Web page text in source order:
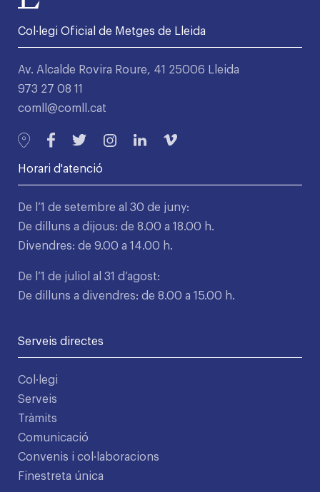
Col·legi Oficial de Metges de Lleida
Av. Alcalde Rovira Roure, 41 25006 Lleida
973 27 08 11
comll@comll.cat
Horari d'atenció
De l’1 de setembre al 30 de juny:
De dilluns a dijous: de 8.00 a 18.00 h.
Divendres: de 9.00 a 14.00 h.
De l’1 de juliol al 31 d’agost:
De dilluns a divendres: de 8.00 a 15.00 h.
Serveis directes
Col·legi
Serveis
Tràmits
Comunicació
Convenis i col·laboracions
Finestreta única